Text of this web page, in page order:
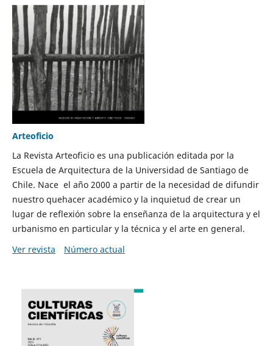
Arteoficio
La Revista Arteoficio es una publicación editada por la
Escuela de Arquitectura de la Universidad de Santiago de
Chile. Nace el año 2000 a partir de la necesidad de difundir
nuestro quehacer académico y la inquietud de crear un
lugar de reflexión sobre la enseñanza de la arquitectura y el
urbanismo en particular y la técnica y el arte en general.
Ver revista
Número actual